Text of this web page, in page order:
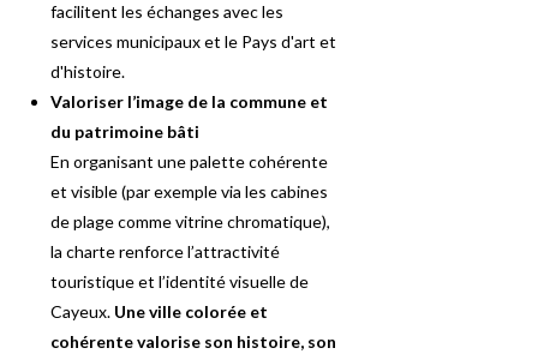
facilitent les échanges avec les
services municipaux et le Pays d'art et
d'histoire.
Valoriser l’image de la commune et
du patrimoine bâti
En organisant une palette cohérente
et visible (par exemple via les cabines
de plage comme vitrine chromatique),
la charte renforce l’attractivité
touristique et l’identité visuelle de
Cayeux. Une ville colorée et
cohérente valorise son histoire, son